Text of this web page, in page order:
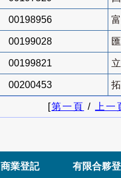
00198956
00199028
00199821
00200453
[第一頁 / 上一
商業登記 有限合夥